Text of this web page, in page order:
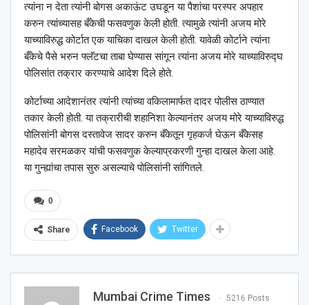
त्यांना न देता त्यांनी बोगस अकाऊंट उघडून या पैशांचा परस्पर अपहार
करुन त्यांच्यासह बँकेची फसवणुक केली होती. त्यामुळे त्यांनी अजय मोरे
याच्याविरुद्ध कोर्टात एक याचिका दाखल केली होती. यावेळी कोर्टाने त्यांना
बँकेचे पैसे भरुन फ्लॅटचा ताबा घेण्यास सांगून त्यांना अजय मोरे याच्याविरुद्घ
पोलिसांत तक्रार करण्याचे आदेश दिले होते.
कोर्टाच्या आदेशानंतर त्यांनी त्यांच्या वकिलामार्फत दादर पोलीस ठाण्यात
तकार केली होती. या तक्रारीची शहानिशा केल्यानंतर अजय मोरे याच्याविरुद्ध
पोलिसांनी बोगस दस्तावेज सादर करुन बँकेतून गृहकर्ज घेऊन बँकेसह
महादेव सरमळकर यांची फसवणुक केल्याप्रकरणी गुन्हा दाखल केला आहे.
या गुन्ह्यांचा तपास सुरु असल्याचे पोलिसांनी सांगितले.
0
Share Facebook Twitter
Mumbai Crime Times 5216 Posts